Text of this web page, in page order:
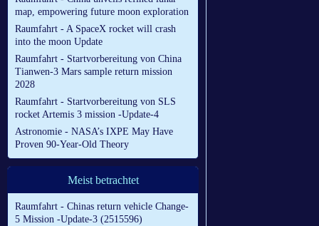
map, empowering future moon exploration
Raumfahrt - A SpaceX rocket will crash
into the moon Update
Raumfahrt - Startvorbereitung von China
Tianwen-3 Mars sample return mission
2028
Raumfahrt - Startvorbereitung von SLS
rocket Artemis 3 mission -Update-4
Astronomie - NASA’s IXPE May Have
Proven 90-Year-Old Theory
Meist betrachtet
Raumfahrt - Chinas return vehicle Change-
5 Mission -Update-3 (2515596)